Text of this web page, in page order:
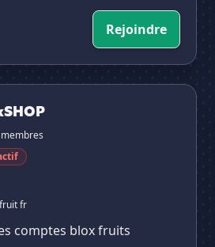
Rejoindre
fr
comptes blox fruits